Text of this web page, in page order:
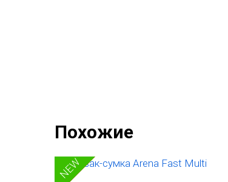
Похожие
SALE
NEW